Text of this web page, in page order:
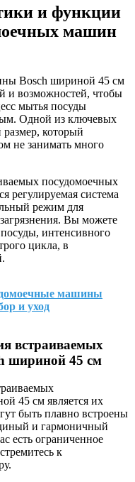
и функции
машин
Bosch шириной 45 см
и возможностей, чтобы
мытья посуды
Одной из ключевых
размер, который
не занимать много
посудомоечных
регулируемая система
режим для
Вы можете
интенсивного
цикла, в
машины
и уход
встраиваемых
шириной 45 см
45 см является их
быть плавно встроены
и гармоничный
есть ограниченное
к